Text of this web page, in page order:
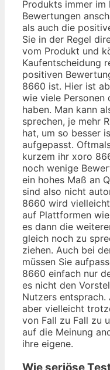
Produkts immer im
Bewertungen
als auch die
Sie in der Regel
vom Produkt und
Kaufentscheidung
positiven
8660 ist. Hier ist
wie viele
haben. Man kann
sprechen, je mehr
hat, um so besser
aufgepasst.
kurzem ihr xoro
noch wenige
ein hohes Maß an
sind also nicht
8660 wird
auf Plattformen
es dann die
gleich noch zu
ziehen. Auch bei
müssen Sie
8660 einfach nur
es nicht den
Nutzers entsprach.
aber vielleicht
von Fall zu Fall zu
auf die Meinung
ihre eigene.